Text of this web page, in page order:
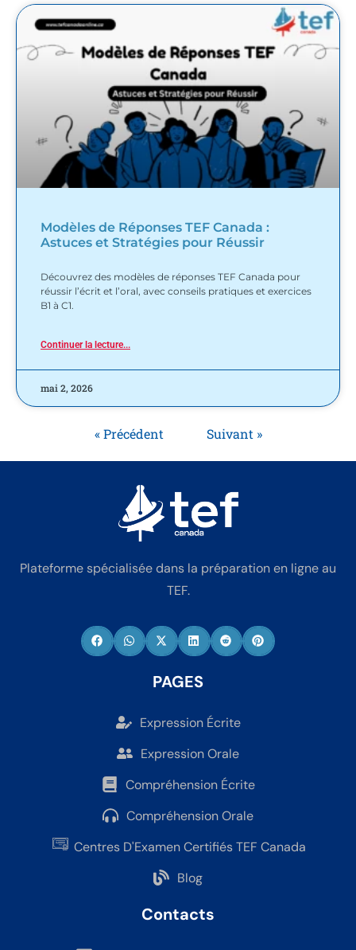
Modèles de Réponses TEF Canada :
Astuces et Stratégies pour Réussir
Découvrez des modèles de réponses TEF Canada pour
réussir l’écrit et l’oral, avec conseils pratiques et exercices
B1 à C1.
Continuer la lecture...
mai 2, 2026
« Précédent Suivant »
Plateforme spécialisée dans la préparation en ligne au
TEF.
PAGES
Expression Écrite
Expression Orale
Compréhension Écrite
Compréhension Orale
Centres D'Examen Certifiés TEF Canada
Blog
Contacts